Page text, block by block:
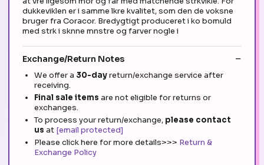
dukkeviklen er i samme lkre kvalitet, som den de voksne
bruger fra Coracor. Bredygtigt produceret i ko bomuld
med strk i sknne mnstre og farver nogle i
Exchange/Return Notes
We offer a 30-dayreturn/exchange service after
receiving.
Final sale items are not eligible for returns or
exchanges.
To process your return/exchange, please contact
us at [email protected]
Please click here for more details>>> Return &
Exchange Policy